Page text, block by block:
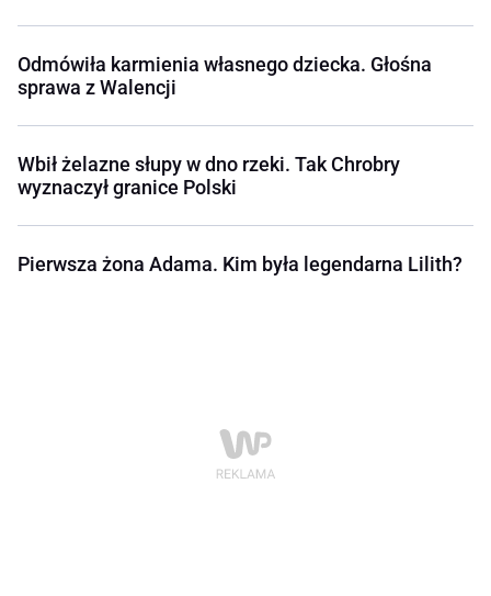
Odmówiła karmienia własnego dziecka. Głośna
sprawa z Walencji
Wbił żelazne słupy w dno rzeki. Tak Chrobry
wyznaczył granice Polski
Pierwsza żona Adama. Kim była legendarna Lilith?